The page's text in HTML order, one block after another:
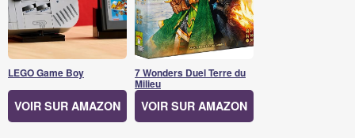
LEGO Game Boy
VOIR SUR AMAZON
7 Wonders Duel Terre du
Milieu
VOIR SUR AMAZON